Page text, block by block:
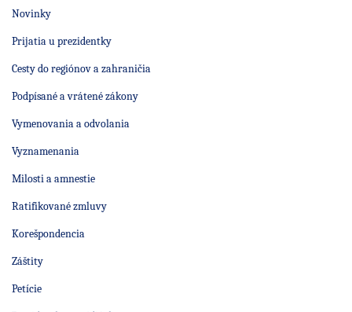
Novinky
Prijatia u prezidentky
Cesty do regiónov a zahraničia
Podpísané a vrátené zákony
Vymenovania a odvolania
Vyznamenania
Milosti a amnestie
Ratifikované zmluvy
Korešpondencia
Záštity
Petície